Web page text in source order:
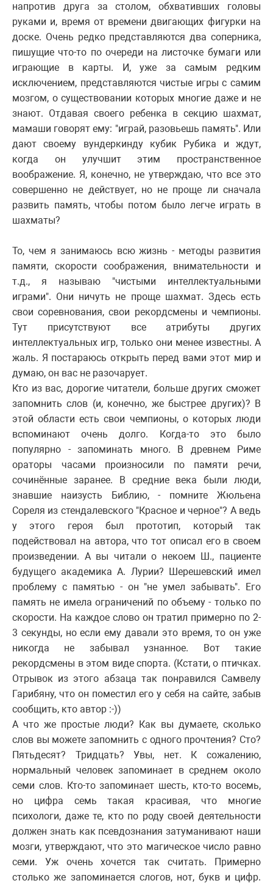
напротив друга за столом, обхвативших головы
руками и, время от времени двигающих фигурки на
доске. Очень редко представляются два соперника,
пишущие что-то по очереди на листочке бумаги или
играющие в карты. И, уже за самым редким
исключением, представляются чистые игры с самим
мозгом, о существовании которых многие даже и не
знают. Отдавая своего ребенка в секцию шахмат,
мамаши говорят ему: "играй, разовьешь память". Или
дают своему вундеркинду кубик Рубика и ждут,
когда он улучшит этим пространственное
воображение. Я, конечно, не утверждаю, что все это
совершенно не действует, но не проще ли сначала
развить память, чтобы потом было легче играть в
шахматы?
То, чем я занимаюсь всю жизнь - методы развития
памяти, скорости соображения, внимательности и
т.д., я называю "чистыми интеллектуальными
играми". Они ничуть не проще шахмат. Здесь есть
свои соревнования, свои рекордсмены и чемпионы.
Тут присутствуют все атрибуты других
интеллектуальных игр, только они менее известны. А
жаль. Я постараюсь открыть перед вами этот мир и
думаю, он вас не разочарует.
Кто из вас, дорогие читатели, больше других сможет
запомнить слов (и, конечно, же быстрее других)? В
этой области есть свои чемпионы, о которых люди
вспоминают очень долго. Когда-то это было
популярно - запоминать много. В древнем Риме
ораторы часами произносили по памяти речи,
сочинённые заранее. В средние века были люди,
знавшие наизусть Библию, - помните Жюльена
Сореля из стендалевского "Красное и черное"? А ведь
у этого героя был прототип, который так
подействовал на автора, что тот описал его в своем
произведении. А вы читали о некоем Ш., пациенте
будущего академика А. Лурии? Шерешевский имел
проблему с памятью - он "не умел забывать". Его
память не имела ограничений по объему - только по
скорости. На каждое слово он тратил примерно по 2-
3 секунды, но если ему давали это время, то он уже
никогда не забывал узнанное. Вот такие
рекордсмены в этом виде спорта. (Кстати, о птичках.
Отрывок из этого абзаца так понравился Самвелу
Гарибяну, что он поместил его у себя на сайте, забыв
сообщить, кто автор :-))
А что же простые люди? Как вы думаете, сколько
слов вы можете запомнить с одного прочтения? Сто?
Пятьдесят? Тридцать? Увы, нет. К сожалению,
нормальный человек запоминает в среднем около
семи слов. Кто-то запоминает шесть, кто-то восемь,
но цифра семь такая красивая, что многие
психологи, даже те, кто по роду своей деятельности
должен знать как псевдознания затуманивают наши
мозги, утверждают, что это магическое число равно
семи. Уж очень хочется так считать. Примерно
столько же запоминается слогов, нот, букв и цифр.